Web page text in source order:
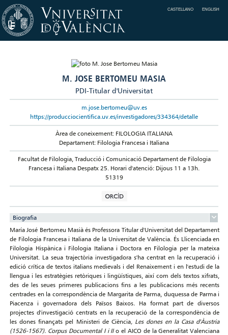
CASTELLANO ENGLISH
M. JOSE BERTOMEU MASIA
PDI-Titular d'Universitat
m.jose.bertomeu@uv.es
https://producciocientifica.uv.es/investigadores/334364/detalle
Àrea de coneixement: FILOLOGIA ITALIANA
Departament: Filologia Francesa i Italiana
Facultat de Filologia, Traducció i Comunicació Departament de Filologia
Francesa i Italiana Despatx 25. Horari d'atenció: Dijous 11 a 13h.
51319
Biografia
María José Bertomeu Masià és Professora Titular d'Universitat del Departament
de Filologia Francesa i Italiana de la Universitat de València. És Llicenciada en
Filologia Hispànica i Filologia Italiana i Doctora en Filologia per la mateixa
Universitat. La seua trajectòria investigadora s'ha centrat en la recuperació i
edició crítica de textos italians medievals i del Renaixement i en l'estudi de la
llengua i les estratègies retòriques i lingüístiques, així com dels textos xifrats,
des de les seues primeres publicacions fins a les publicacions més recents
centrades en la correspondència de Margarita de Parma, duquessa de Parma i
Piacenza i governadora dels Països Baixos.Ha format part de diversos
projectes d'investigació centrats en la recuperació de la correspondència de
les dones finançats pel Ministeri de Ciència, Les dones en la Casa d'Àustria
(1526-1567). Corpus Documental I i IIo el AICO de la Generalitat Valenciana